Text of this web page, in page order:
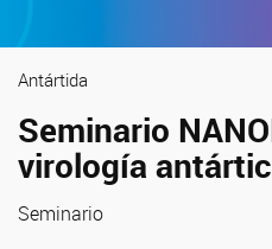
Antártida
Seminario
virología
Seminario